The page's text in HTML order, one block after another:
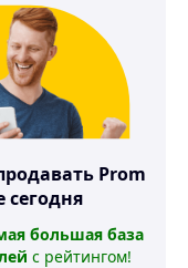
Prom
сегодня
большая база
с рейтингом!